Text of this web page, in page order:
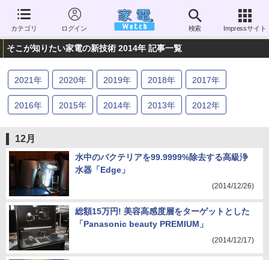
カテゴリ ログイン 検索 Impressサイト
そこが知りたい家電の新技術 2014年 記事一覧
2021年 2020年 2019年 2018年 2017年
2016年 2015年 2014年 2013年 2012年
2006
12月
水中のバクテリアを99.9999%除去する高級浄
水器「Edge」
(2014/12/26)
総額15万円! 美容高感度層をターゲットとした
「Panasonic beauty PREMIUM」
(2014/12/17)